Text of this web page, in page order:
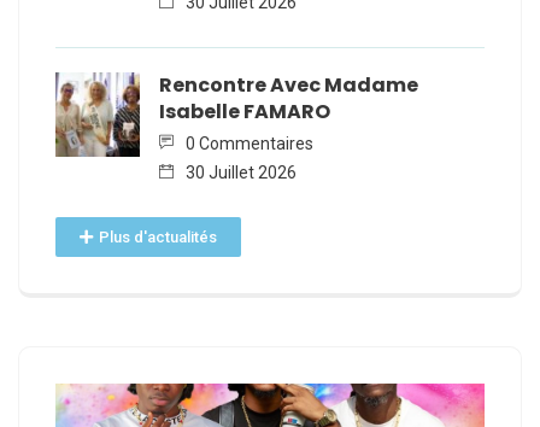
Rencontre Avec Madame
Isabelle FAMARO
0 Commentaires
30 Juillet 2026
Plus d'actualités